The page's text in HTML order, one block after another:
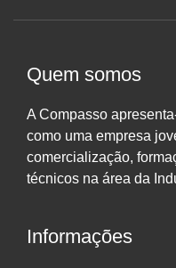
Quem somos
A Compasso
como uma empresa
comercialização,
técnicos na área da
Informações